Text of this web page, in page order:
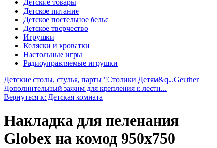
Детские товары
Детское питание
Детское постельное белье
Детское творчество
Игрушки
Коляски и кроватки
Настольные игры
Радиоуправляемые игрушки
Детские столы, стулья, парты "Столики Детям&q...Geuther
Дополнительный зажим для крепления к лестн...
Вернуться к: Детская комната
Накладка для пеленания
Globex на комод 950х750